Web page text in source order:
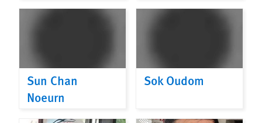
Sun Chan
Noeurn
Sok Oudom